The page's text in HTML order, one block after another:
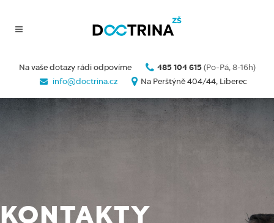
Na vaše dotazy rádi odpovíme 485 104 615 (Po-Pá, 8-16h)
info@doctrina.cz
Na Perštýně 404/44, Liberec
KONTAKTY